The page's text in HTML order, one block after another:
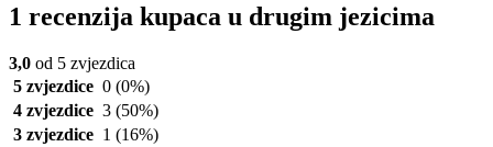
1 recenzija kupaca u drugim jezicima
3,0 od 5 zvjezdica
5 zvjezdice 0 (0%)
4 zvjezdice 3 (50%)
3 zvjezdice 1 (16%)